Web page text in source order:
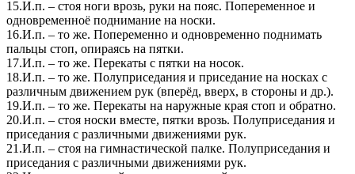
15.И.п. – стоя ноги врозь, руки на пояс. Попеременное и
одновременноё поднимание на носки.
16.И.п. – то же. Попеременно и одновременно поднимать
пальцы стоп, опираясь на пятки.
17.И.п. – то же. Перекаты с пятки на носок.
18.И.п. – то же. Полуприседания и приседание на носках с
различным движением рук (вперёд, вверх, в стороны и др.).
19.И.п. – то же. Перекаты на наружные края стоп и обратно.
20.И.п. – стоя носки вместе, пятки врозь. Полуприседания и
приседания с различными движениями рук.
21.И.п. – стоя на гимнастической палке. Полуприседания и
приседания с различными движениями рук.